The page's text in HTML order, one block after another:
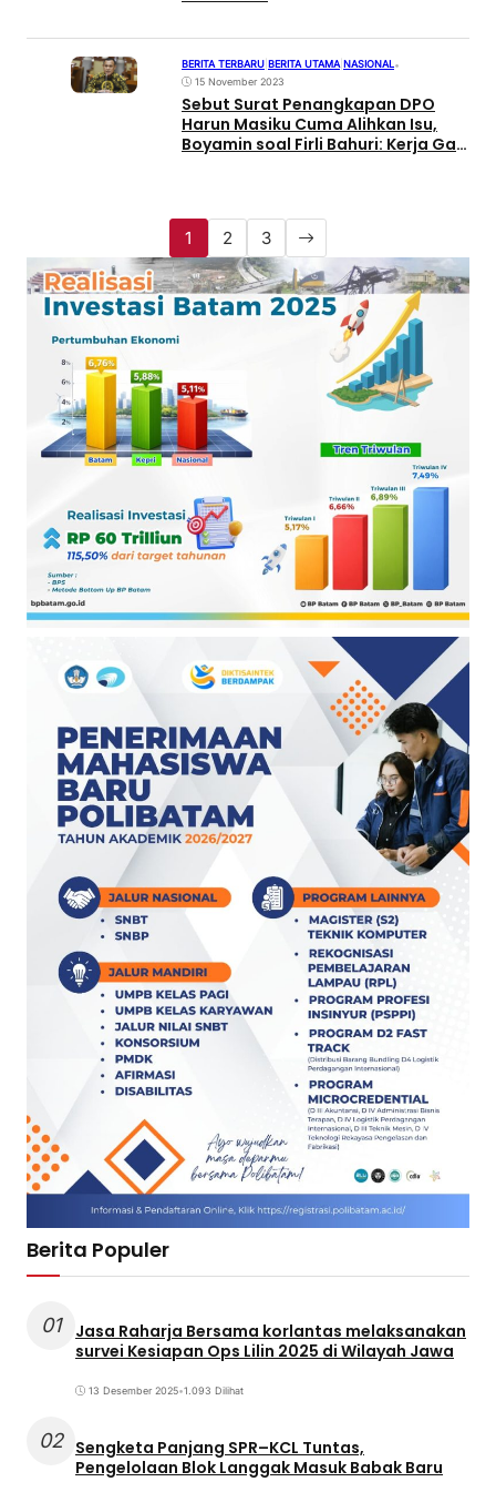
BERITA TERBARU BERITA UTAMA NASIONAL•
15 November 2023
Sebut Surat Penangkapan DPO
Harun Masiku Cuma Alihkan Isu,
Boyamin soal Firli Bahuri: Kerja Gak
1 2 3
Berita Populer
01
Jasa Raharja Bersama korlantas melaksanakan
survei Kesiapan Ops Lilin 2025 di Wilayah Jawa
13 Desember 2025•1.093 Dilihat
02 Sengketa Panjang SPR–KCL Tuntas,
Pengelolaan Blok Langgak Masuk Babak Baru